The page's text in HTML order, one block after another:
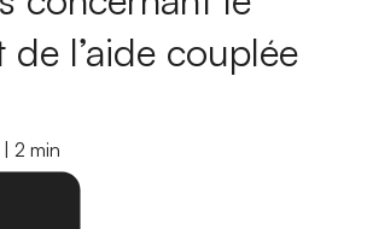
de l’aide couplée
2 min